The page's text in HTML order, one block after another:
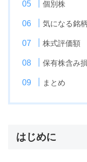
個別株
気になる銘柄
株式評価額
保有株含み
まとめ
はじめに